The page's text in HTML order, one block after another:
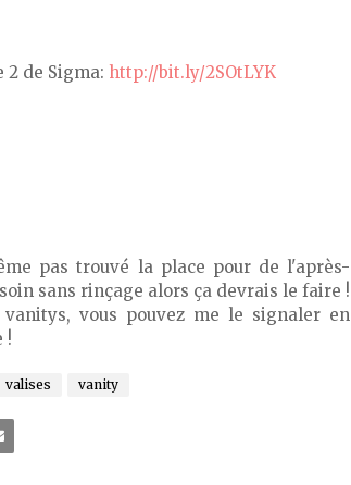
2 de Sigma: http://bit.ly/2SOtLYK
pas trouvé la place pour de l'après-
sans rinçage alors ça devrais le faire !
vous pouvez me le signaler en
!
valises vanity